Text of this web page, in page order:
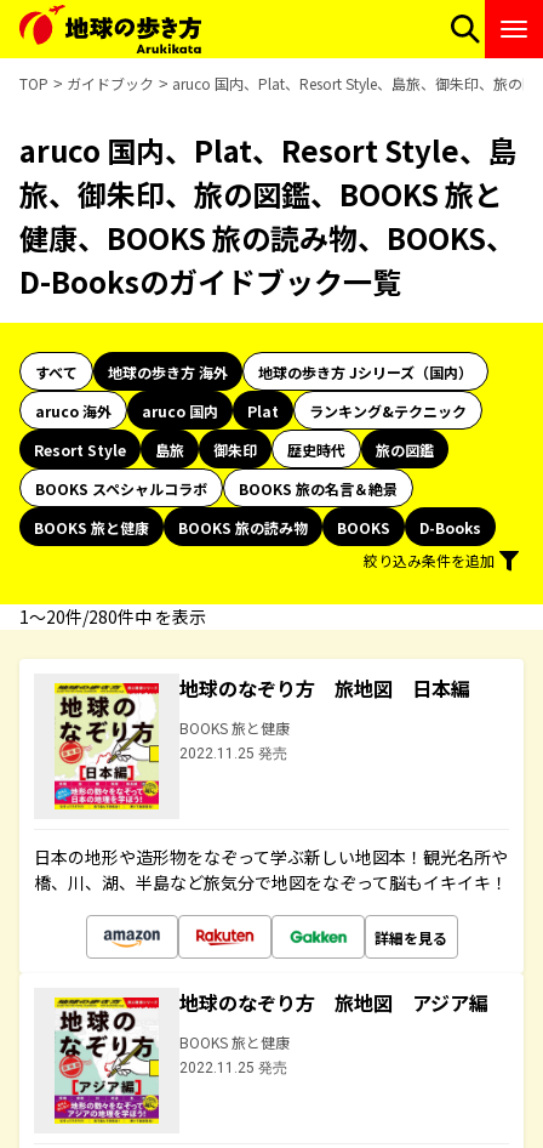
TOP ガイドブック aruco 国内、Plat、Resort Style、島旅、御朱印、旅の
aruco 国内、Plat、Resort Style、島
旅、御朱印、旅の図鑑、BOOKS 旅と
健康、BOOKS 旅の読み物、BOOKS、
D-Booksのガイドブック一覧
すべて 地球の歩き方 海外
地球の歩き方 Jシリーズ（国内）
aruco 海外
aruco 国内 Plat
ランキング&テクニック
Resort Style
島旅 御朱印 歴史時代
旅の図鑑
BOOKS スペシャルコラボ
BOOKS 旅の名言＆絶景
BOOKS 旅と健康
BOOKS 旅の読み物 BOOKS
D-Books
絞り込み条件を追加
1〜20件/280件中 を表示
地球のなぞり方 旅地図 日本編
BOOKS 旅と健康
2022.11.25 発売
日本の地形や造形物をなぞって学ぶ新しい地図本！観光名所や
橋、川、湖、半島など旅気分で地図をなぞって脳もイキイキ！
詳細を見る
地球のなぞり方 旅地図 アジア編
BOOKS 旅と健康
2022.11.25 発売